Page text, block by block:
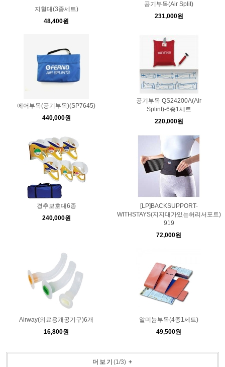
지혈대(3종세트)
48,400원
공기부목(Air Split)
231,000원
에어부목(공기부목)(SP7645)
440,000원
공기부목 QS24200A(Air
Splint)-6종1세트
220,000원
경추보호대6종
240,000원
[LP]BACKSUPPORT-
WITHSTAYS(지지대가있는허리서포트)
919
72,000원
Airway(의료용개공기구)6개
16,800원
알미늄부목(4종1세트)
49,500원
더보기 (1/3)+